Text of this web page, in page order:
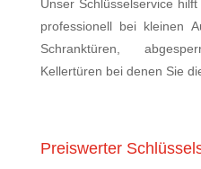
Unser Schlüsselservice
professionell bei kleinen
Schranktüren,
Kellertüren bei denen Sie
Preiswerter